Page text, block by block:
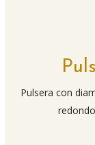
Pulsera con